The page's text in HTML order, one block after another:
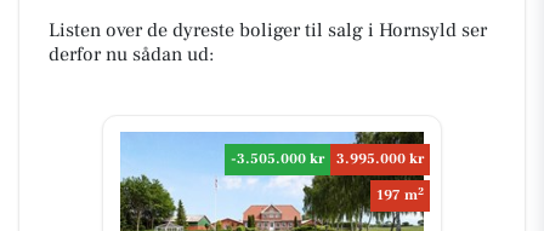
Listen over de dyreste boliger til salg i Hornsyld ser
derfor nu sådan ud:
-3.505.000 kr
3.995.000 kr
197 m2